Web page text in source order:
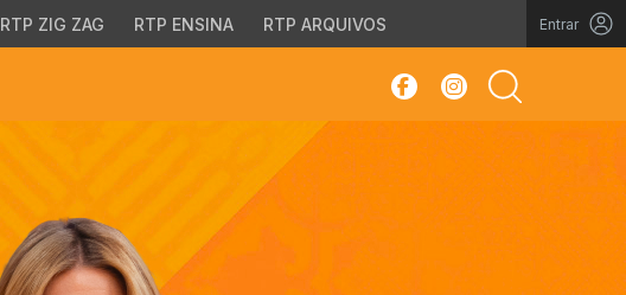
RTP ZIG ZAG RTP ENSINA RTP ARQUIVOS Entrar
site